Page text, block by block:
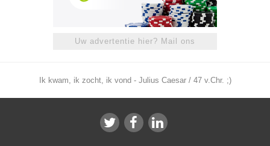
Uw advertentie hier? Mail ons
Ik kwam, ik zocht, ik vond - Julius Caesar / 47 v.Chr. ;)